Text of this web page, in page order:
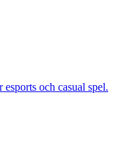
och casual spel.